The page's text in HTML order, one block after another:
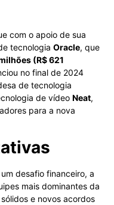
com o apoio de sua
tecnologia Oracle, que
(R$ 621
no final de 2024
de tecnologia
de vídeo Neat,
para a nova
desafio financeiro, a
mais dominantes da
e novos acordos